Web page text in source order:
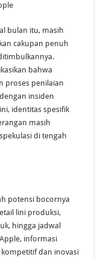
bulan itu, masih
cakupan penuh
bahwa
proses penilaian
insiden
identitas spesifik
masih
di tengah
potensi bocornya
lini produksi,
hingga jadwal
informasi
dan inovasi